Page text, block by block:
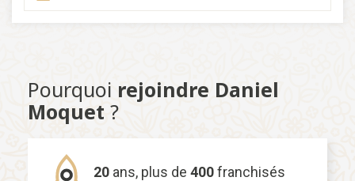
Pourquoi rejoindre Daniel
Moquet ?
20 ans, plus de 400franchisés